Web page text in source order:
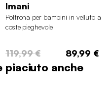
Imani
Poltrona per bambini in velluto a
coste pieghevole
119,99 € 89,99 €
piaciuto anche